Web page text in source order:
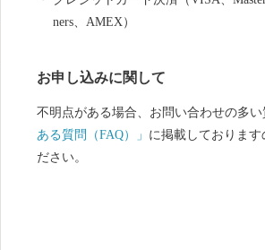
ners、AMEX）
お申し込みに関して
不明点がある場合、お問い合わせの多い
ある質問（FAQ）」 に掲載しております
ださい。